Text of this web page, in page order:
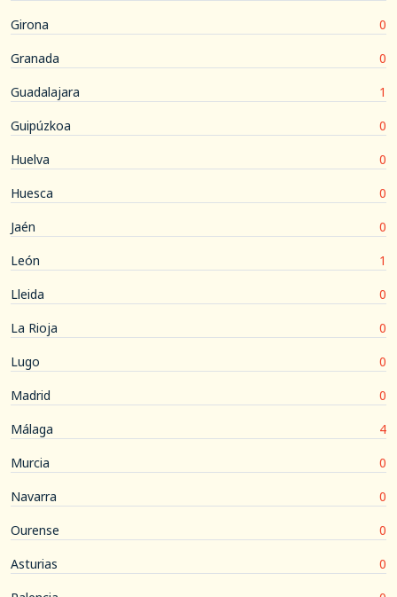
Girona
0
Granada
0
Guadalajara
1
Guipúzkoa
0
Huelva
0
Huesca
0
Jaén
0
León
1
Lleida
0
La Rioja
0
Lugo
0
Madrid
0
Málaga
4
Murcia
0
Navarra
0
Ourense
0
Asturias
0